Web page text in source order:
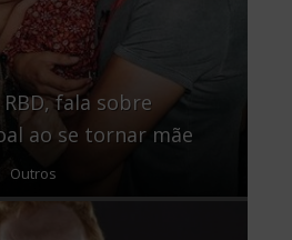
fala sobre
ao se tornar mãe
Outros